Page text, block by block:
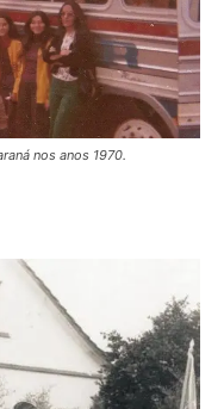
nos anos 1970.